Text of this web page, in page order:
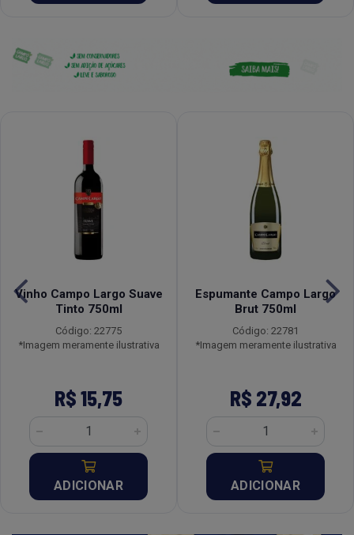
Vinho Campo Largo Suave
Tinto 750ml
Código: 22775
*Imagem meramente ilustrativa
R$ 15,75
ADICIONAR
Espumante Campo Largo
Brut 750ml
Código: 22781
*Imagem meramente ilustrativa
R$ 27,92
ADICIONAR